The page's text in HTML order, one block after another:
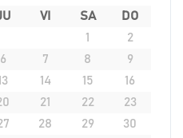
VI SA
DO
1
2
6 7 8
9
14 15
16
21 22
23
28 29
30